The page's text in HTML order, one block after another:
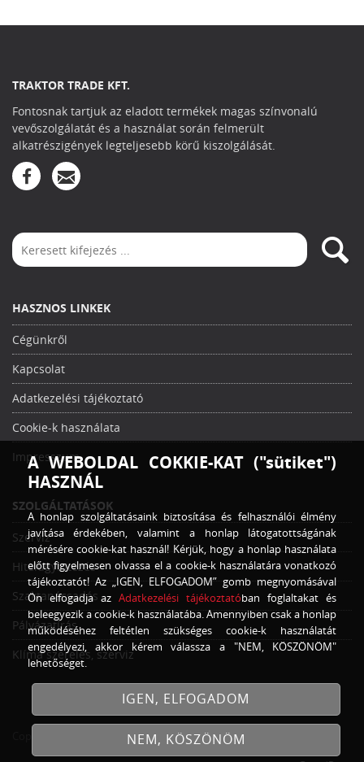
TRAKTOR TRADE KFT.
Fontosnak tartjuk az eladott termékek magas színvonalú
vevőszolgálatát és a használat során felmerült
alkatrészigények legteljesebb körű kiszolgálását.
HASZNOS LINKEK
Cégünkről
Kapcsolat
Adatkezelési tájékoztató
Cookie-k használata
Impresszum
SZOLGÁLTATÁSOK
Szerviz
Hitelügyintézés
Szaktanácsadás
Pályázatírás
Klíma szerelés, szerviz
Traktor Trade Kft.Minden jog fenntartva!
A WEBOLDAL COKKIE-KAT ("sütiket")
HASZNÁL
A honlap szolgáltatásaink biztosítása és felhasználói élmény
javítása érdekében, valamint a honlap látogatottságának
mérésére cookie-kat használ! Kérjük, hogy a honlap használata
előtt figyelmesen olvassa el a cookie-k használatára vonatkozó
tájékoztatót! Az „IGEN, ELFOGADOM” gomb megnyomásával
Ön elfogadja az Adatkezelési tájékoztatóban foglaltakat és
beleegyezik a cookie-k használatába. Amennyiben csak a honlap
működéséhez feltétlen szükséges cookie-k használatát
engedélyezi, akkor kérem válassza a "NEM, KÖSZÖNÖM"
lehetőséget.
IGEN, ELFOGADOM
NEM, KÖSZÖNÖM